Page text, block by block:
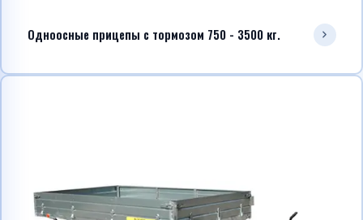
Одноосные прицепы с тормозом 750 - 3500 кг.